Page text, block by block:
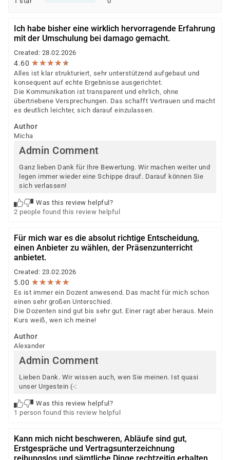
Ich habe bisher eine wirklich hervorragende Erfahrung
mit der Umschulung bei damago gemacht.
Created: 28.02.2026
4.60 ★★★★★
★★★★★
Alles ist klar strukturiert, sehr unterstützend aufgebaut und
konsequent auf echte Ergebnisse ausgerichtet.
Die Kommunikation ist transparent und ehrlich, ohne
übertriebene Versprechungen. Das schafft Vertrauen und macht
es deutlich leichter, sich darauf einzulassen.
Author
Micha
Admin Comment
Ganz lieben Dank für Ihre Bewertung. Wir machen weiter und
legen immer wieder eine Schippe drauf. Darauf können Sie
sich verlassen!
Was this review helpful?
2 people found this review helpful
Für mich war es die absolut richtige Entscheidung,
einen Anbieter zu wählen, der Präsenzunterricht
anbietet.
Created: 23.02.2026
5.00 ★★★★★
★★★★★
Es ist immer ein Dozent anwesend. Das macht für mich schon
einen sehr großen Unterschied.
Die Dozenten sind gut bis sehr gut. Einer ragt aber heraus. Mein
Kurs weiß, wen ich meine!
Author
Alexander
Admin Comment
Lieben Dank. Wir wissen auch, wen Sie meinen. Ist quasi
unser Urgestein (-:
Was this review helpful?
1 person found this review helpful
Kann mich nicht beschweren, Abläufe sind gut,
Erstgespräche und Vertragsunterzeichnung